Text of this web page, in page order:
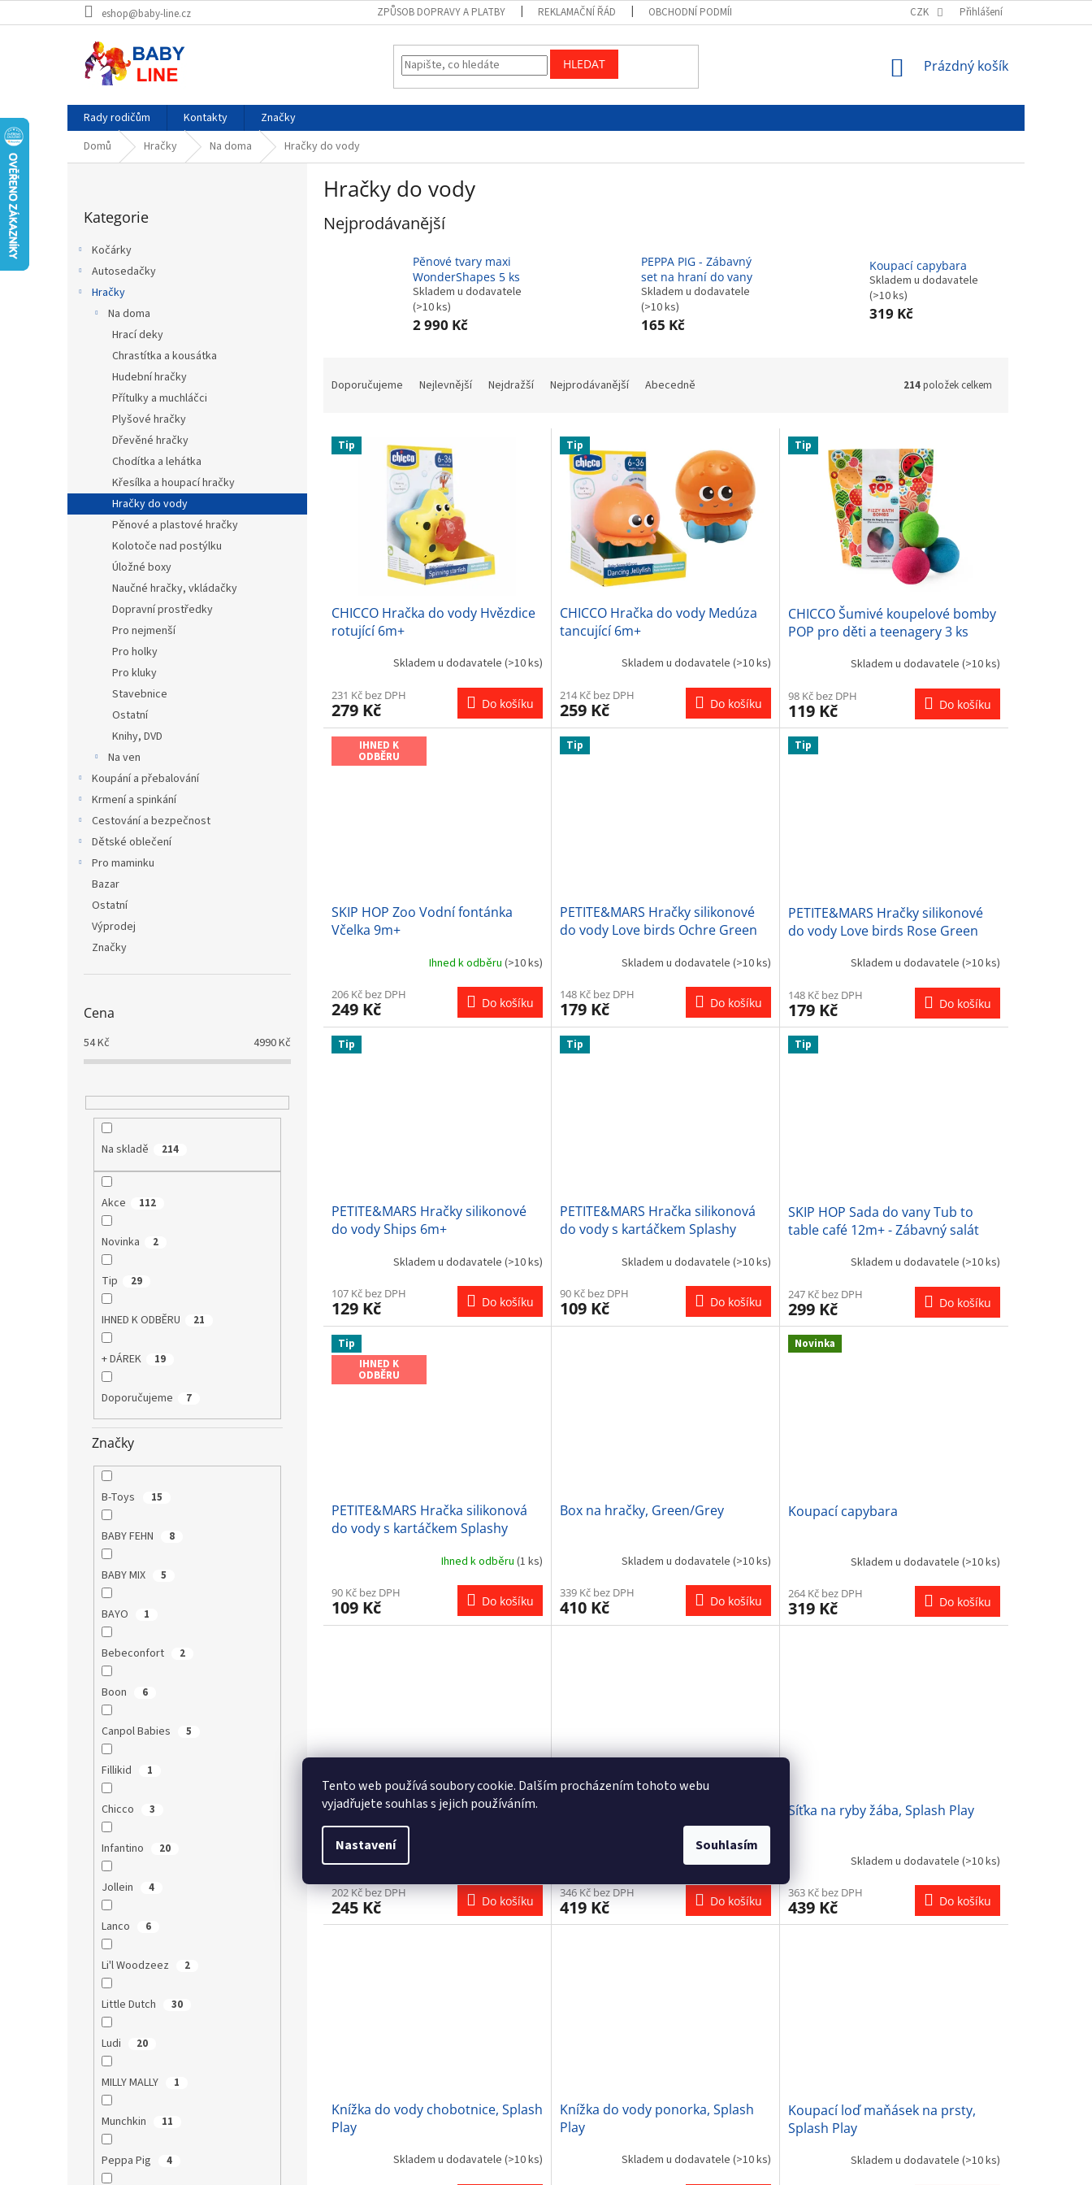
Tento web používá soubory cookie. Dalším procházením tohoto webu
vyjadřujete souhlas s jejich používáním.
Nastavení Souhlasím
na
eshop@baby-line.cz ZPŮSOB DOPRAVY A PLATBY REKLAMAČNÍ ŘÁD OBCHODNÍ PODMÍNKY PODMÍNKY OCHRANY OSOBNÍCH ÚDAJŮ
CZK Přihlášení
HLEDAT
NÁKUPNÍ
Prázdný košík
Rady rodičům Kontakty
Značky
Domů
Hračky Na doma Hračky do vody
kategorie
Kategorie
Kočárky
Autosedačky
Hračky
Na doma
Hrací deky
Chrastítka a kousátka
Hudební hračky
Přítulky a muchláčci
Plyšové hračky
Dřevěné hračky
Chodítka a lehátka
Křesílka a houpací hračky
Hračky do vody
Pěnové a plastové hračky
Kolotoče nad postýlku
Úložné boxy
Naučné hračky, vkládačky
Dopravní prostředky
Pro nejmenší
Pro holky
Pro kluky
Stavebnice
Ostatní
Knihy, DVD
Na ven
Koupání a přebalování
Krmení a spinkání
Cestování a bezpečnost
Dětské oblečení
Pro maminku
Bazar
Ostatní
Výprodej
Značky
Cena
54Kč 4990Kč
Na skladě 214
Akce 112
Novinka 2
Tip 29
IHNED K ODBĚRU 21
+ DÁREK 19
Doporučujeme 7
Značky
B-Toys 15
BABY FEHN 8
BABY MIX 5
BAYO 1
Bebeconfort 2
Boon 6
Canpol Babies 5
Fillikid 1
Chicco 3
Infantino 20
Jollein 4
Lanco 6
Li'l Woodzeez 2
Little Dutch 30
Ludi 20
MILLY MALLY 1
Munchkin 11
Peppa Pig 4
Hračky do vody
Nejprodávanější
Pěnové tvary maxi
WonderShapes 5 ks
Skladem u dodavatele
(>10 ks)
2 990 Kč
PEPPA PIG - Zábavný
set na hraní do vany
Skladem u dodavatele
(>10 ks)
165 Kč
Koupací capybara
Skladem u dodavatele
(>10 ks)
319 Kč
n
Doporučujeme Nejlevnější Nejdražší Nejprodávanější Abecedně 214položek celkem
V Tip
CHICCO Hračka do vody Hvězdice
rotující 6m+
Skladem u dodavatele (>10 ks)
231 Kč bez DPH
279 Kč Do košíku
Tip
CHICCO Hračka do vody Medúza
tancující 6m+
Skladem u dodavatele (>10 ks)
214 Kč bez DPH
259 Kč Do košíku
Tip
CHICCO Šumivé koupelové bomby
POP pro děti a teenagery 3 ks
Skladem u dodavatele (>10 ks)
98 Kč bez DPH
119 Kč Do košíku
IHNED K
ODBĚRU
SKIP HOP Zoo Vodní fontánka
Včelka 9m+
Ihned k odběru (>10 ks)
206 Kč bez DPH
249 Kč Do košíku
Tip
PETITE&MARS Hračky silikonové
do vody Love birds Ochre Green
Skladem u dodavatele (>10 ks)
148 Kč bez DPH
179 Kč Do košíku
Tip
PETITE&MARS Hračky silikonové
do vody Love birds Rose Green
Skladem u dodavatele (>10 ks)
148 Kč bez DPH
179 Kč Do košíku
Tip
PETITE&MARS Hračky silikonové
do vody Ships 6m+
Skladem u dodavatele (>10 ks)
107 Kč bez DPH
129 Kč Do košíku
Tip
PETITE&MARS Hračka silikonová
do vody s kartáčkem Splashy
Skladem u dodavatele (>10 ks)
90 Kč bez DPH
109 Kč Do košíku
Tip
SKIP HOP Sada do vany Tub to
table café 12m+ - Zábavný salát
Skladem u dodavatele (>10 ks)
247 Kč bez DPH
299 Kč Do košíku
Tip
IHNED K
ODBĚRU
PETITE&MARS Hračka silikonová
do vody s kartáčkem Splashy
Ihned k odběru (1 ks)
90 Kč bez DPH
109 Kč Do košíku
Box na hračky, Green/Grey
Skladem u dodavatele (>10 ks)
339 Kč bez DPH
410 Kč Do košíku
Novinka
Koupací capybara
Skladem u dodavatele (>10 ks)
264 Kč bez DPH
319 Kč Do košíku
Plovoucí ponorka, Splash Play
Skladem u dodavatele
202 Kč bez DPH
245 Kč Do košíku
Skladem u dodavatele(>10 ks)
346 Kč bez DPH
419 Kč Do košíku
Síťka na ryby žába, Splash Play
Skladem u dodavatele (>10 ks)
363 Kč bez DPH
439 Kč Do košíku
Knížka do vody chobotnice, Splash
Play
Skladem u dodavatele (>10 ks)
Knížka do vody ponorka, Splash
Play
Skladem u dodavatele (>10 ks)
Koupací loď maňásek na prsty,
Splash Play
Skladem u dodavatele (>10 ks)